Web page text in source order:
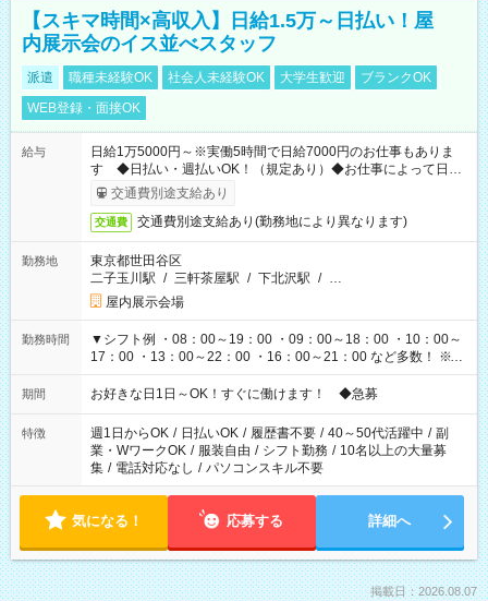
【スキマ時間×高収入】日給1.5万～日払い！屋
内展示会のイス並べスタッフ
派遣 職種未経験OK 社会人未経験OK 大学生歓迎
ブランクOK
WEB登録・面接OK
給与
日給1万5000円～※実働5時間で日給7000円のお仕事もありま
す ◆日払い・週払いOK！（規定あり）◆お仕事によって日給
も異なります
交通費別途支給あり
交通費 交通費別途支給あり(勤務地により異なります)
勤務地
東京都世田谷区
二子玉川駅 / 三軒茶屋駅 / 下北沢駅 / …
屋内展示会場
勤務時間
▼シフト例 ・08：00～19：00 ・09：00～18：00 ・10：00～
17：00 ・13：00～22：00 ・16：00～21：00 など多数！ ※お
仕事により勤務時間が異なります
期間 お好きな日1日～OK！すぐに働けます！ ◆急募
特徴 週1日からOK / 日払いOK / 履歴書不要 / 40～50代活躍中 / 副
業・WワークOK / 服装自由 / シフト勤務 / 10名以上の大量募
集 / 電話対応なし / パソコンスキル不要
気になる！ 応募する 詳細へ
掲載日：2026.08.07